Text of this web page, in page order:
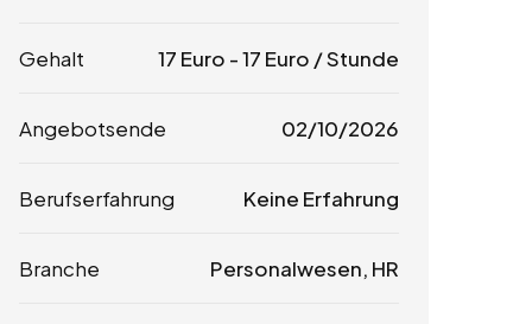
Gehalt 17 Euro -17 Euro / Stunde
Angebotsende 02/10/2026
Berufserfahrung Keine Erfahrung
Branche Personalwesen, HR